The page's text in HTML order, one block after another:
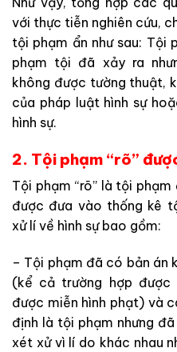
với thực tiễn nghiên cứu,
tội phạm ẩn như sau: Tội
phạm tội đã xảy ra
không được tường thuật,
của pháp luật hình sự
hình sự.
2. Tội phạm “rõ”
Tội phạm “rõ” là tội
được đưa vào thống kê
xử lí về hình sự bao gồm:
– Tội phạm đã có bản án
(kể cả trường hợp được
được miễn hình phạt) và
định là tội phạm nhưng
xét xử vì lí do khác nhau